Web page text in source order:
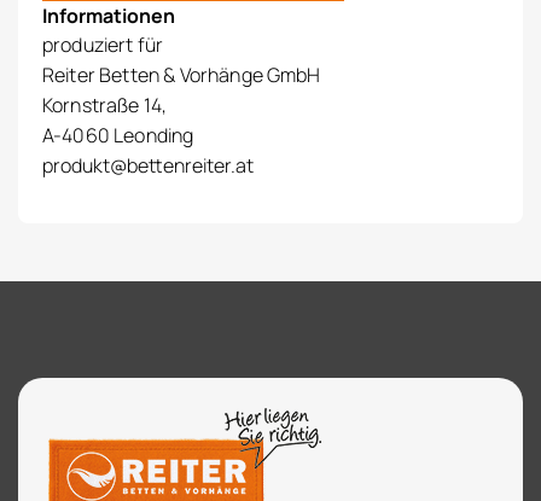
Informationen
produziert für
Reiter Betten & Vorhänge GmbH
Kornstraße 14,
A-4060 Leonding
produkt@bettenreiter.at